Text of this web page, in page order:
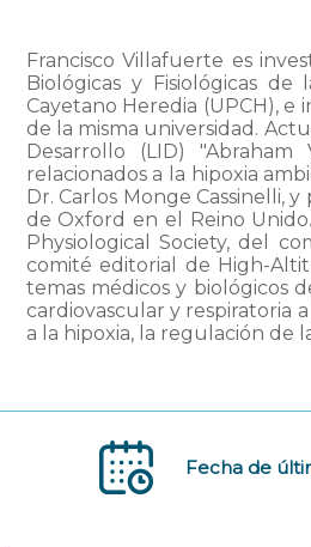
Francisco Villafuerte es
Biológicas y Fisiológicas
Cayetano Heredia (UPCH),
de la misma universidad.
Desarrollo (LID) "Abraham
relacionados a la hipoxia
Dr. Carlos Monge Cassinelli,
de Oxford en el Reino
Physiological Society, del
comité editorial de High-
temas médicos y biológicos
cardiovascular y respiratoria
a la hipoxia, la regulación de
Fecha de